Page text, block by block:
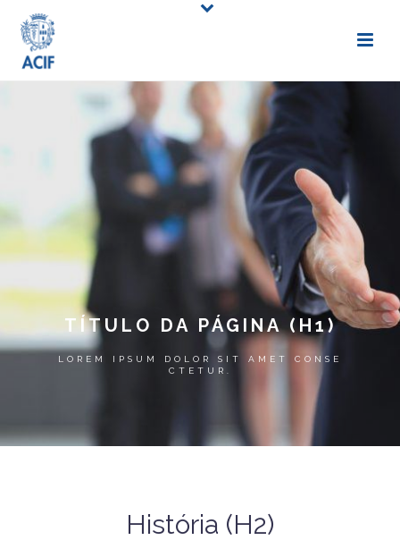
TÍTULO DA PÁGINA (H1)
LOREM IPSUM DOLOR SIT AMET CONSE
CTETUR.
História (H2)